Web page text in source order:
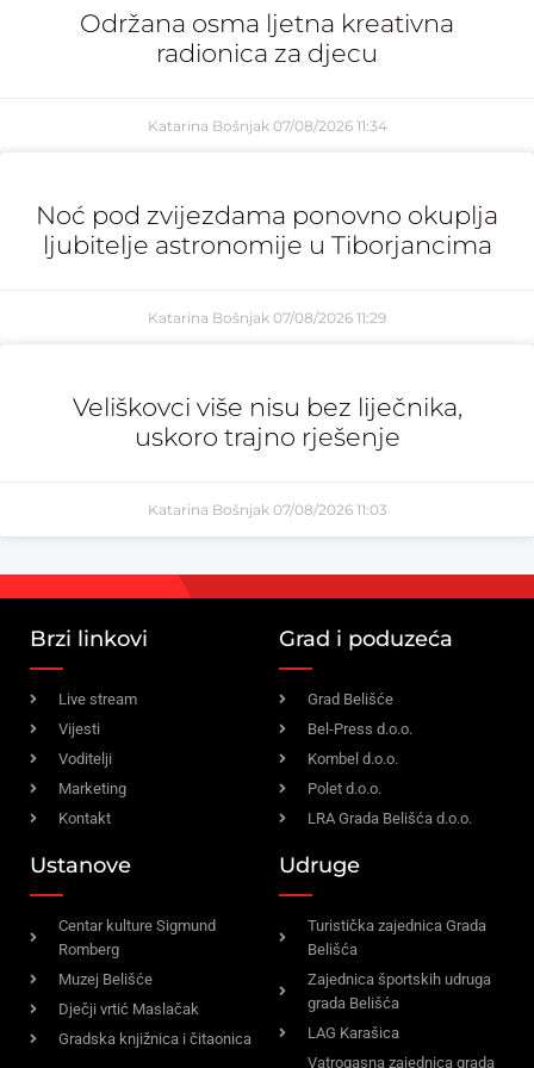
Održana osma ljetna kreativna
radionica za djecu
Katarina Bošnjak 07/08/2026 11:34
Noć pod zvijezdama ponovno okuplja
ljubitelje astronomije u Tiborjancima
Katarina Bošnjak 07/08/2026 11:29
Veliškovci više nisu bez liječnika,
uskoro trajno rješenje
Katarina Bošnjak 07/08/2026 11:03
Brzi linkovi
Live stream
Vijesti
Voditelji
Marketing
Kontakt
Grad i poduzeća
Grad Belišće
Bel-Press d.o.o.
Kombel d.o.o.
Polet d.o.o.
LRA Grada Belišća d.o.o.
Ustanove
Centar kulture Sigmund
Romberg
Muzej Belišće
Dječji vrtić Maslačak
Gradska knjižnica i čitaonica
Udruge
Turistička zajednica Grada
Belišća
Zajednica športskih udruga
grada Belišća
LAG Karašica
Vatrogasna zajednica grada